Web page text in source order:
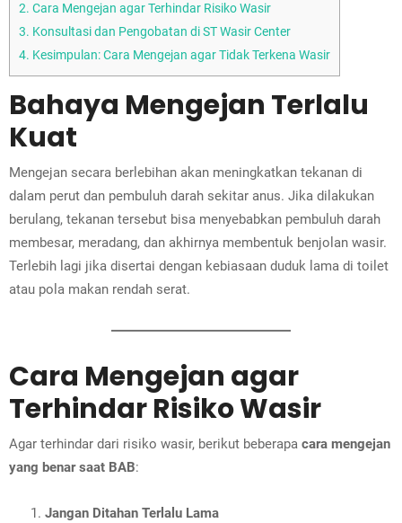
2. Cara Mengejan agar Terhindar Risiko Wasir
3. Konsultasi dan Pengobatan di ST Wasir Center
4. Kesimpulan: Cara Mengejan agar Tidak Terkena Wasir
Bahaya Mengejan Terlalu
Kuat
Mengejan secara berlebihan akan meningkatkan tekanan di
dalam perut dan pembuluh darah sekitar anus. Jika dilakukan
berulang, tekanan tersebut bisa menyebabkan pembuluh darah
membesar, meradang, dan akhirnya membentuk benjolan wasir.
Terlebih lagi jika disertai dengan kebiasaan duduk lama di toilet
atau pola makan rendah serat.
Cara Mengejan agar
Terhindar Risiko Wasir
Agar terhindar dari risiko wasir, berikut beberapa cara mengejan
yang benar saat BAB:
Jangan Ditahan Terlalu Lama